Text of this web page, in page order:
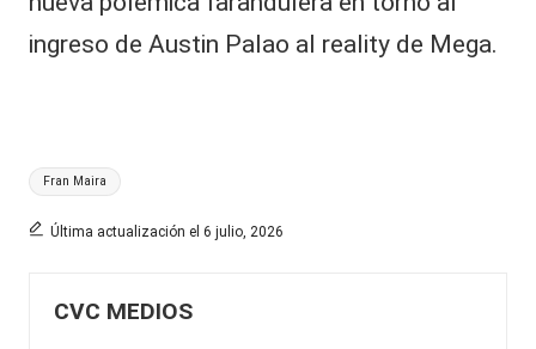
ingreso de Austin Palao al reality de Mega.
Etiquetas:
Fran Maira
Última actualización el 6 julio, 2026
CVC MEDIOS